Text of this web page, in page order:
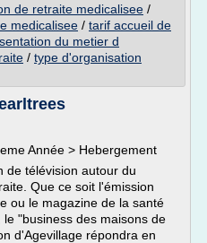
de retraite medicalisee /
medicalisee / tarif accueil de
du metier d
/ type d'organisation
Année > Hebergement
de télévision autour du
Que ce soit l'émission
ou le magazine de la santé
"business des maisons de
d'Agevillage répondra en